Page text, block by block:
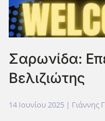
Σαρωνίδα:
Βελιζιώτης
14 Ιουνίου 2025 | Γιάννης